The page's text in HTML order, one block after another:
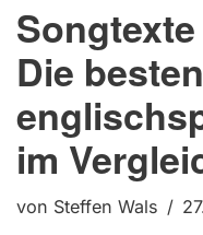
Die
im
von Steffen Wals